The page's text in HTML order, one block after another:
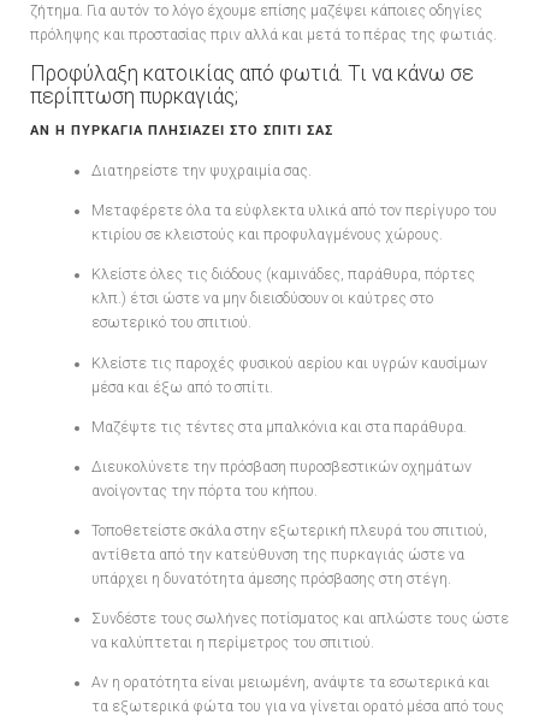
ζήτημα. Για αυτόν το λόγο έχουμε επίσης μαζέψει κάποιες οδηγίες
πρόληψης και προστασίας πριν αλλά και μετά το πέρας της φωτιάς.
Προφύλαξη κατοικίας από φωτιά. Τι να κάνω σε
περίπτωση πυρκαγιάς;
ΑΝ Η ΠΥΡΚΑΓΙΑ ΠΛΗΣΙΑΖΕΙ ΣΤΟ ΣΠΙΤΙ ΣΑΣ
Διατηρείστε την ψυχραιμία σας.
Μεταφέρετε όλα τα εύφλεκτα υλικά από τον περίγυρο του
κτιρίου σε κλειστούς και προφυλαγμένους χώρους.
Κλείστε όλες τις διόδους (καμινάδες, παράθυρα, πόρτες
κλπ.) έτσι ώστε να μην διεισδύσουν οι καύτρες στο
εσωτερικό του σπιτιού.
Κλείστε τις παροχές φυσικού αερίου και υγρών καυσίμων
μέσα και έξω από το σπίτι.
Μαζέψτε τις τέντες στα μπαλκόνια και στα παράθυρα.
Διευκολύνετε την πρόσβαση πυροσβεστικών οχημάτων
ανοίγοντας την πόρτα του κήπου.
Τοποθετείστε σκάλα στην εξωτερική πλευρά του σπιτιού,
αντίθετα από την κατεύθυνση της πυρκαγιάς ώστε να
υπάρχει η δυνατότητα άμεσης πρόσβασης στη στέγη.
Συνδέστε τους σωλήνες ποτίσματος και απλώστε τους ώστε
να καλύπτεται η περίμετρος του σπιτιού.
Αν η ορατότητα είναι μειωμένη, ανάψτε τα εσωτερικά και
τα εξωτερικά φώτα του για να γίνεται ορατό μέσα από τους